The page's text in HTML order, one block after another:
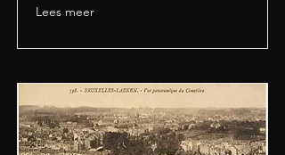
Lees meer